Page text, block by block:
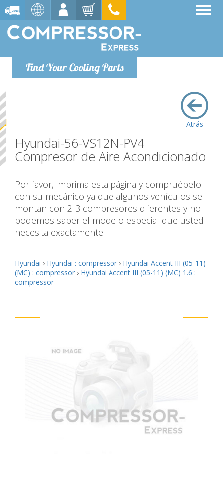
Find Your Cooling Parts
Atrás
Hyundai-56-VS12N-PV4
Compresor de Aire Acondicionado
Por favor, imprima esta página y compruébelo
con su mecánico ya que algunos vehículos se
montan con 2-3 compresores diferentes y no
podemos saber el modelo especial que usted
necesita exactamente.
Hyundai › Hyundai : compressor › Hyundai Accent III (05-11)
(MC) : compressor › Hyundai Accent III (05-11) (MC) 1.6 :
compressor